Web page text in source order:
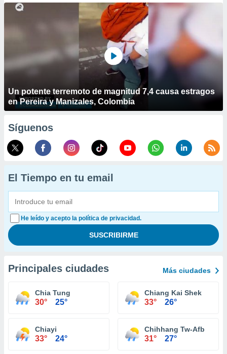
Un potente terremoto de magnitud 7,4 causa estragos
en Pereira y Manizales, Colombia
Síguenos
El Tiempo en tu email
He leído y acepto la política de privacidad.
Principales ciudades Más ciudades
Chia Tung
30° 25°
Chiang Kai Shek
33° 26°
Chiayi
33° 24°
Chihhang Tw-Afb
31° 27°